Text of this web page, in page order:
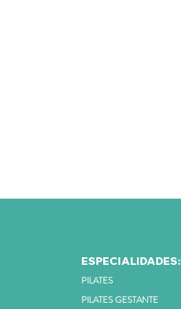
ESPECIALIDADES:
PILATES
PILATES GESTANTE